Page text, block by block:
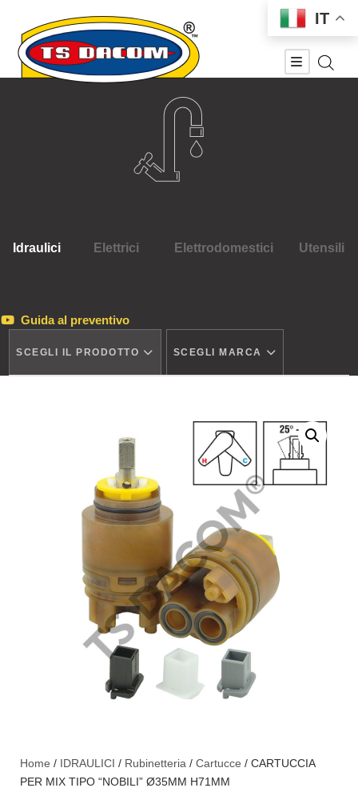
Idraulici Elettrici Elettrodomestici Utensili
Guida al preventivo
SCEGLI IL PRODOTTO SCEGLI MARCA
Home / IDRAULICI / Rubinetteria / Cartucce / CARTUCCIA
PER MIX TIPO “NOBILI” Ø35MM H71MM
IT